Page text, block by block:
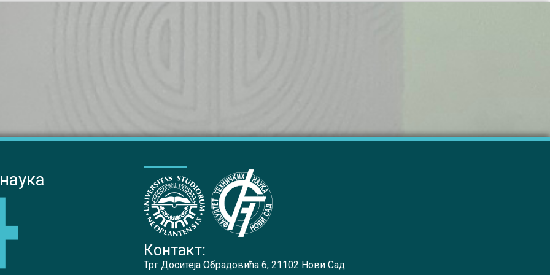
Контакт:
Трг Доситеја Обрадовића 6, 21102 Нови Сад